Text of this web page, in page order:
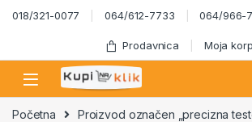
Skip to navigation
Skip to content
018/321-0077 064/612-7733 064/966-
Prodavnica Moja
Početna Proizvod označen „precizna